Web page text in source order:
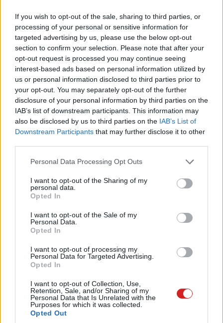
If you wish to opt-out of the sale, sharing to third parties, or
processing of your personal or sensitive information for
targeted advertising by us, please use the below opt-out
section to confirm your selection. Please note that after your
opt-out request is processed you may continue seeing
interest-based ads based on personal information utilized by
us or personal information disclosed to third parties prior to
your opt-out. You may separately opt-out of the further
disclosure of your personal information by third parties on the
IAB’s list of downstream participants. This information may
also be disclosed by us to third parties on the IAB’s List of
Downstream Participants that may further disclose it to other
Please note that this website/app uses one or more Google
not limited to your visit or usage behaviour. You may click to
grant or deny consent to Google and its third-party tags to
use your data for below specified purposes in below Google
consent section.
Personal Data Processing Opt Outs
I want to opt-out of the Sharing of my
personal data.
Opted In
I want to opt-out of the Sale of my
Personal Data.
Opted In
I want to opt-out of processing my
Personal Data for Targeted Advertising.
Opted In
I want to opt-out of Collection, Use,
Retention, Sale, and/or Sharing of my
Personal Data that Is Unrelated with the
Purposes for which it was collected.
Opted Out
Ledneczki József |2025 június 9. 17:31
A MagSafe Charger új generációja jelentősen
gyorsabban adhatja le a szükséges
feszültséget.
Az Apple tavaly szeptemberben frissítette a MagSafe
töltőjét az iPhone 16 érkezésekor, de úgy néz ki, hogy az
almás óriás nem ücsörög sokáig a babérjain. A
alatt álló töltőt a tajvani National Communications
Commissionnek bevizsgálásra.
A kettő között csak a töltőfelülethez kötött kábel hossza
tér el: az A3503-as modell egy 2 méteres, az A3502-es
Mindkét töltő támogatja a Wireless Power Consortium
legújabb, Qi 2.2-es technológiáját, ami 50W-os
sebességet tesz lehetővé. A bevizsgálás alapján az